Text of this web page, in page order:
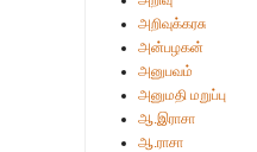
அறிவுக்கரசு
அன்பழகன்
அனுபவம்
அனுமதி மறுப்பு
ஆ.இராசா
ஆ.ராசா